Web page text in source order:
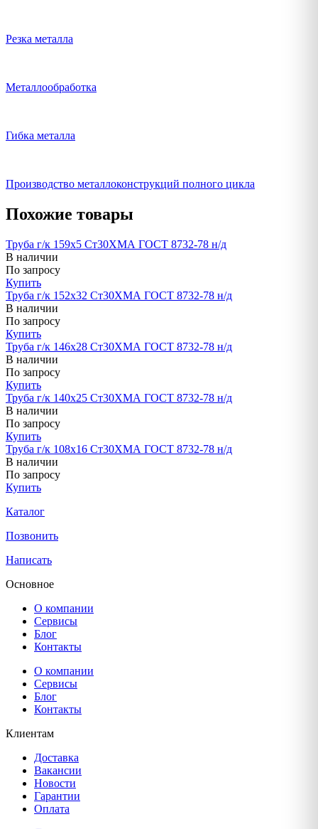
Резка металла
Металлообработка
Гибка металла
Производство металлоконструкций полного цикла
Похожие товары
Труба г/к 159х5 Ст30ХМА ГОСТ 8732-78 н/д
В наличии
По запросу
Купить
Труба г/к 152х32 Ст30ХМА ГОСТ 8732-78 н/д
В наличии
По запросу
Купить
Труба г/к 146х28 Ст30ХМА ГОСТ 8732-78 н/д
В наличии
По запросу
Купить
Труба г/к 140х25 Ст30ХМА ГОСТ 8732-78 н/д
В наличии
По запросу
Купить
Труба г/к 108х16 Ст30ХМА ГОСТ 8732-78 н/д
В наличии
По запросу
Купить
Каталог
Позвонить
Написать
Основное
О компании
Сервисы
Блог
Контакты
О компании
Сервисы
Блог
Контакты
Клиентам
Доставка
Вакансии
Новости
Гарантии
Оплата